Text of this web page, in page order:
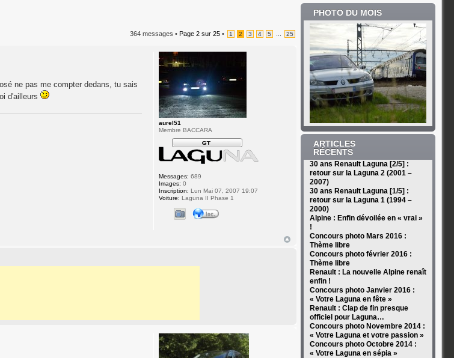
364 messages •Page2 sur25 • 1 2 3 4 5 25
ne pas me compter dedans, tu sais
d'ailleurs
aurel51
Membre BACCARA
Messages: 689
Images: 0
Inscription: Lun Mai 07, 2007 19:07
Voiture: Laguna II Phase 1
PHOTO DU MOIS
ARTICLES
RÉCENTS
30 ans Renault Laguna [2/5] :
retour sur la Laguna 2 (2001 –
2007)
30 ans Renault Laguna [1/5] :
retour sur la Laguna 1 (1994 –
2000)
Alpine : Enfin dévoilée en « vrai »
!
Concours photo Mars 2016 :
Thème libre
Concours photo février 2016 :
Thème libre
Renault : La nouvelle Alpine renaît
enfin !
Concours photo Janvier 2016 :
« Votre Laguna en fête »
Renault : Clap de fin presque
officiel pour Laguna…
Concours photo Novembre 2014 :
« Votre Laguna et votre passion »
Concours photo Octobre 2014 :
« Votre Laguna en sépia »